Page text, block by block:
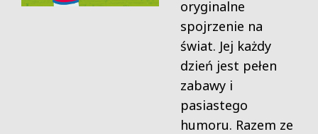
oryginalne
spojrzenie na
świat. Jej każdy
dzień jest pełen
zabawy i
pasiastego
humoru. Razem ze